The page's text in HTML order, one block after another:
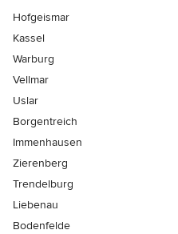
Hofgeismar
Kassel
Warburg
Vellmar
Uslar
Borgentreich
Immenhausen
Zierenberg
Trendelburg
Liebenau
Bodenfelde